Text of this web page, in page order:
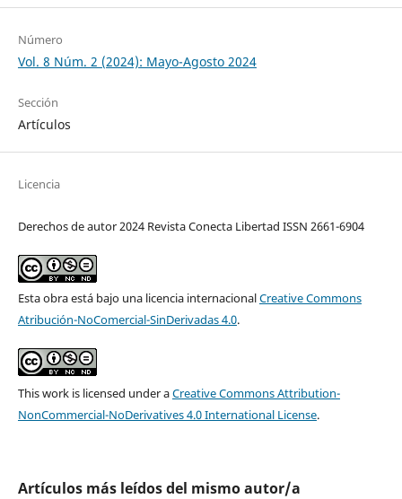
Número
Vol. 8 Núm. 2 (2024): Mayo-Agosto 2024
Sección
Artículos
Licencia
Derechos de autor 2024 Revista Conecta Libertad ISSN 2661-6904
Esta obra está bajo una licencia internacionalCreative Commons
Atribución-NoComercial-SinDerivadas 4.0.
This work is licensed under aCreative Commons Attribution-
NonCommercial-NoDerivatives 4.0 International License.
Artículos más leídos del mismo autor/a